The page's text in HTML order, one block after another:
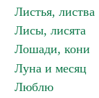
Листья, листва
Лисы, лисята
Лошади, кони
Луна и месяц
Люблю